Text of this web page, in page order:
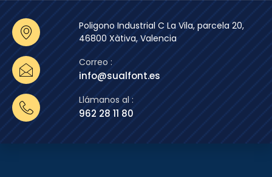
Poligono Industrial C La Vila, parcela 20,
46800 Xàtiva, Valencia
Correo :
info@sualfont.es
Llámanos al :
962 28 11 80